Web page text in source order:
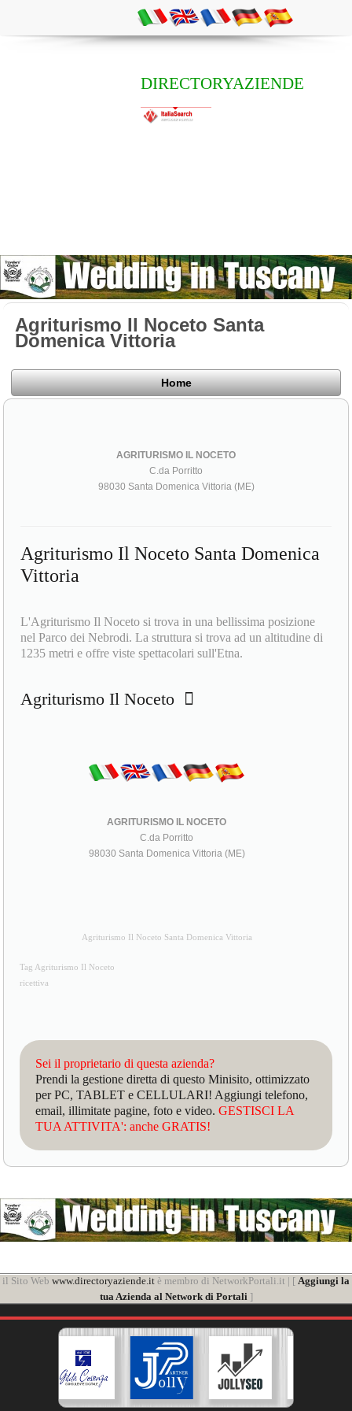
DIRECTORYAZIENDE
Agriturismo Il Noceto Santa
Domenica Vittoria
Home
AGRITURISMO IL NOCETO
C.da Porritto
98030 Santa Domenica Vittoria (ME)
Agriturismo Il Noceto Santa Domenica
Vittoria
L'Agriturismo Il Noceto si trova in una bellissima posizione
nel Parco dei Nebrodi. La struttura si trova ad un altitudine di
1235 metri e offre viste spettacolari sull'Etna.
Agriturismo Il Noceto
AGRITURISMO IL NOCETO
C.da Porritto
98030 Santa Domenica Vittoria (ME)
Agriturismo Il Noceto Santa Domenica Vittoria
Tag Agriturismo Il Noceto
ricettiva
Sei il proprietario di questa azienda?
Prendi la gestione diretta di questo Minisito, ottimizzato
per PC, TABLET e CELLULARI! Aggiungi telefono,
email, illimitate pagine, foto e video.GESTISCI LA
TUA ATTIVITA': anche GRATIS!
il Sito Web www.directoryaziende.it è membro di NetworkPortali.it | [ Aggiungi la
tua Azienda al Network di Portali]